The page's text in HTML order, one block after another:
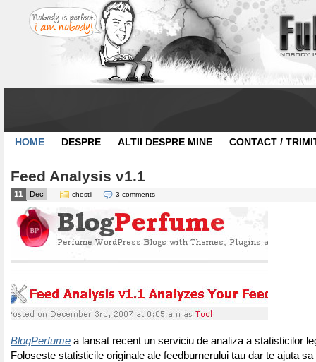
HOME DESPRE ALTII DESPRE MINE CONTACT /
Feed Analysis v1.1
11 Dec chestii 3 comments
BlogPerfume a lansat recent un serviciu de analiza a statisticilor
Foloseste statisticile originale ale feedburnerului tau dar te ajuta